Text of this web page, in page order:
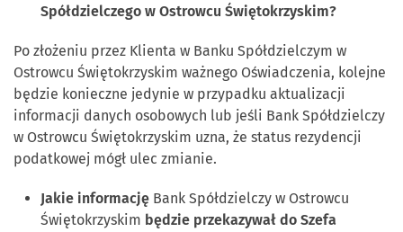
Spółdzielczego w Ostrowcu Świętokrzyskim?
Po złożeniu przez Klienta w Banku Spółdzielczym w
Ostrowcu Świętokrzyskim ważnego Oświadczenia, kolejne
będzie konieczne jedynie w przypadku aktualizacji
informacji danych osobowych lub jeśli Bank Spółdzielczy
w Ostrowcu Świętokrzyskim uzna, że status rezydencji
podatkowej mógł ulec zmianie.
Jakie informację Bank Spółdzielczy w Ostrowcu
Świętokrzyskim będzie przekazywał do Szefa